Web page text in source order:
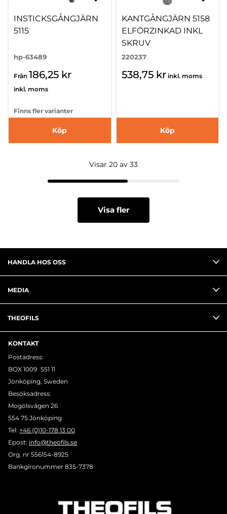
INSTICKSGÅNGJÄRN
5115
hp-63489
Från 186,25 kr
inkl. moms
Finns fler varianter
Köp
KANTGÅNGJÄRN 5158
ELFÖRZINKAD INKL
SKRUV
220237
538,75 kr inkl. moms
Köp
Visar 20 av 33
Visa fler
HANDLA HOS OSS
MEDIA
THEOFILS
KONTAKT
Postadress:
BOX 1009 551 11
Jönköping, Sweden
Besöksadress:
Mogölsvägen 26
554 75 Jönköping
Tel: +46 (0)10-178 13 00
Epost: info@theofils.se
Org. nr 556154-8925
Bankgironummer 835-7378